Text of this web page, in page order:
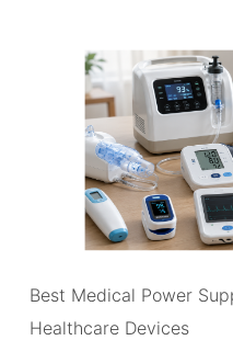
Best Medical Power
Healthcare Devices